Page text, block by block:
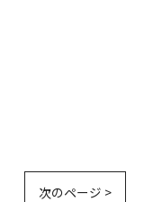
次のページ >